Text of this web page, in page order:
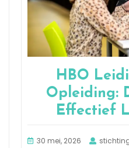
HBO
Opleiding:
Effectief
30 mei, 2026